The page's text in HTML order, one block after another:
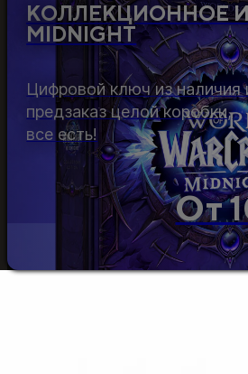
КОЛЛЕКЦИОННОЕ
MIDNIGHT
От
Цифровой ключ из наличия
предзаказ целой коробки,
все есть!